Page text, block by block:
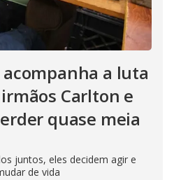
a luta
Carlton e
quase meia
juntos, eles decidem agir e
de vida